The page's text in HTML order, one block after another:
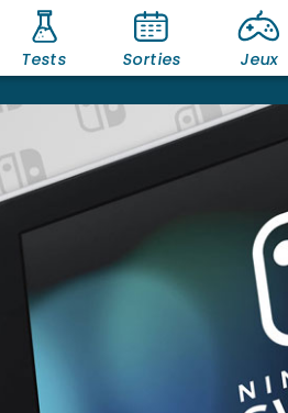
Tests Sorties Jeux